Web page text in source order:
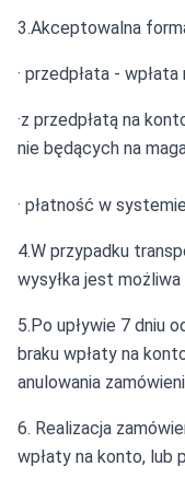
3.Akceptowalna
· przedpłata -
·z przedpłatą na
nie będących na
· płatność w
4.W przypadku
wysyłka jest możliwa
5.Po upływie 7 dniu
braku wpłaty na
anulowania
6. Realizacja
wpłaty na konto, lub